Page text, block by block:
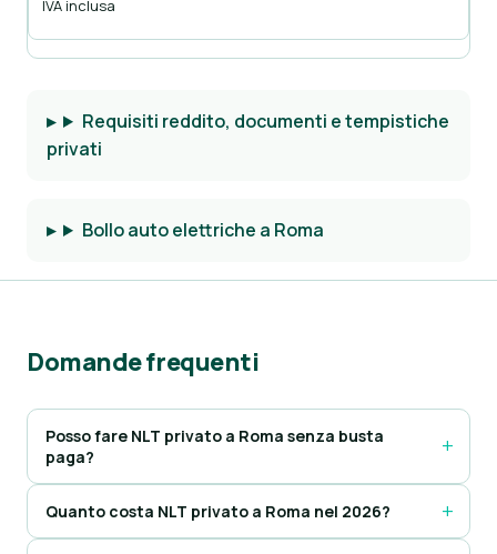
IVA inclusa
Requisiti reddito, documenti e tempistiche
privati
Bollo auto elettriche a Roma
Domande frequenti
Posso fare NLT privato a Roma senza busta
paga?
Quanto costa NLT privato a Roma nel 2026?